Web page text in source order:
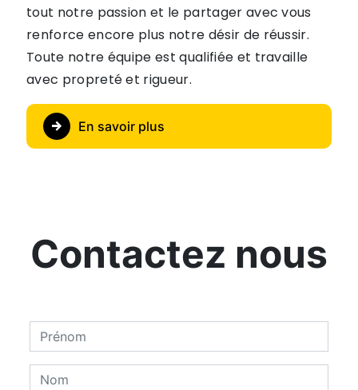
tout notre passion et le partager avec vous
renforce encore plus notre désir de réussir.
Toute notre équipe est qualifiée et travaille
avec propreté et rigueur.
En savoir plus
Contactez nous